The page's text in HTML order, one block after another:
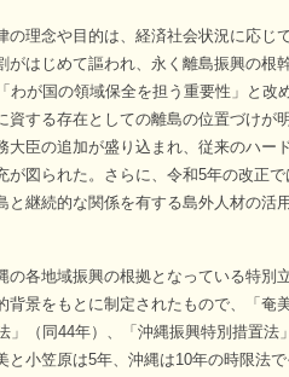
理念や目的は、経済社会状況に応じ
はじめて謳われ、永く離島振興の根
わが国の領域保全を担う重要性」と改
する存在としての離島の位置づけが
臣の追加が盛り込まれ、従来のハー
図られた。さらに、令和5年の改正
継続的な関係を有する島外人材の活
各地域振興の根拠となっている特別
景をもとに制定されたもので、「奄
」（同44年）、「沖縄振興特別措置法
小笠原は5年、沖縄は10年の時限法